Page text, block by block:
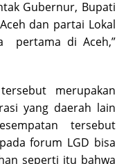
Gubernur, Bupati
dan partai Lokal
pertama di Aceh,”
merupakan
yang daerah lain
tersebut
forum LGD bisa
seperti itu bahwa